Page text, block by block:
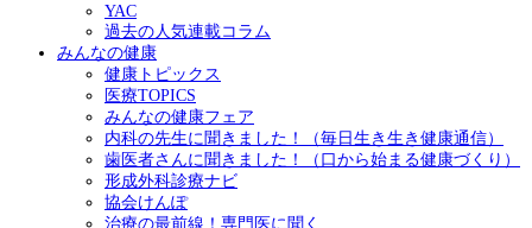
YAC
過去の人気連載コラム
みんなの健康
健康トピックス
医療TOPICS
みんなの健康フェア
内科の先生に聞きました！（毎日生き生き健康通信）
歯医者さんに聞きました！（口から始まる健康づくり）
形成外科診療ナビ
協会けんぽ
治療の最前線！専門医に聞く